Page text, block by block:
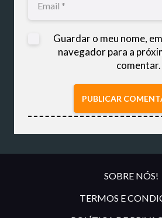
Guardar o meu nome,
navegador para a
comentar.
PUBLICAR
SOBRE NÓS!
TERMOS E